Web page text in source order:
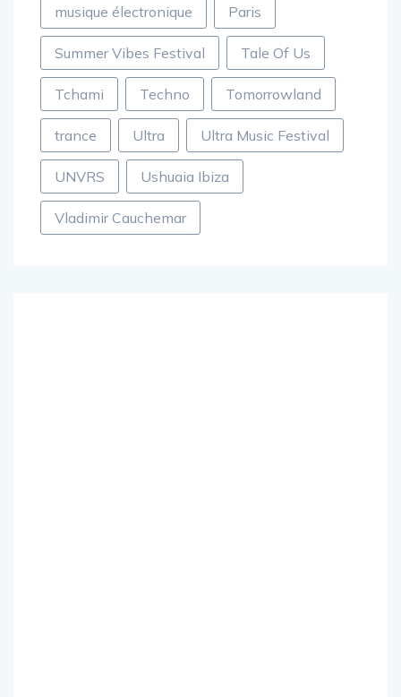
musique électronique Paris
Summer Vibes Festival Tale Of Us
Tchami Techno Tomorrowland
trance Ultra Ultra Music Festival
UNVRS Ushuaia Ibiza
Vladimir Cauchemar